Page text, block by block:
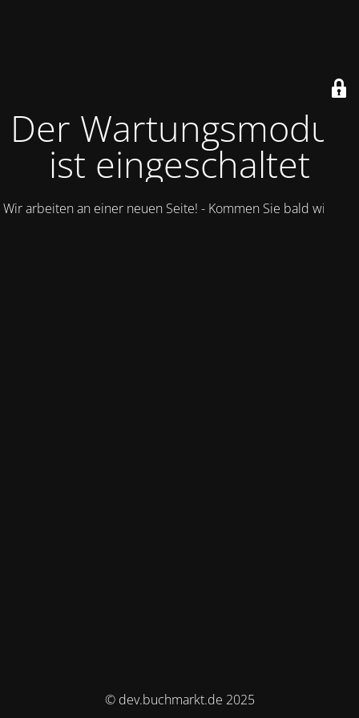
Der Wartungsmodus
ist eingeschaltet
Wir arbeiten an einer neuen Seite! - Kommen Sie bald wieder.
© dev.buchmarkt.de 2025